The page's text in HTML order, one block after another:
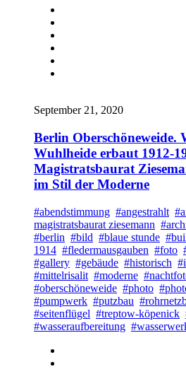
September 21, 2020
Berlin Oberschöneweide.
Wuhlheide erbaut 1912-
Magistratsbaurat
im Stil der Moderne
#abendstimmung #angestrahlt
magistratsbaurat ziesemann
#berlin #bild #blaue stunde
1914 #fledermausgauben #foto
#gallery #gebäude #historisch
#mittelrisalit #moderne
#oberschöneweide #photo
#pumpwerk #putzbau
#seitenflügel #treptow-köpenick
#wasseraufbereitung